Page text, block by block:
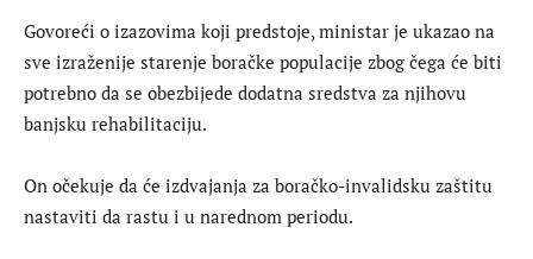
Govoreći o izazovima koji predstoje, ministar je ukazao na
sve izraženije starenje boračke populacije zbog čega će biti
potrebno da se obezbijede dodatna sredstva za njihovu
banjsku rehabilitaciju.
On očekuje da će izdvajanja za boračko-invalidsku zaštitu
nastaviti da rastu i u narednom periodu.